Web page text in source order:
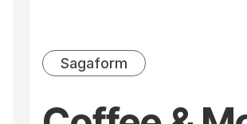
Sagaform